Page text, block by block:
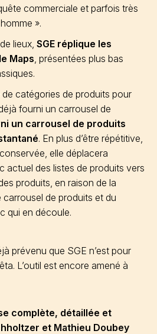
commerciale et parfois très
».
lieux, SGE réplique les
Maps, présentées plus bas
catégories de produits pour
fourni un carrousel de
un carrousel de produits
. En plus d’être répétitive,
elle déplacera
actuel des listes de produits vers
produits, en raison de la
de produits et du
qui en découle.
prévenu que SGE n’est pour
L’outil est encore amené à
complète, détaillée et
et Mathieu Doubey